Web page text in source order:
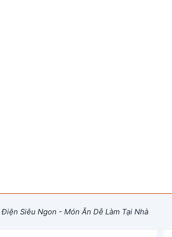
Siêu Ngon - Món Ăn Dễ Làm Tại Nhà